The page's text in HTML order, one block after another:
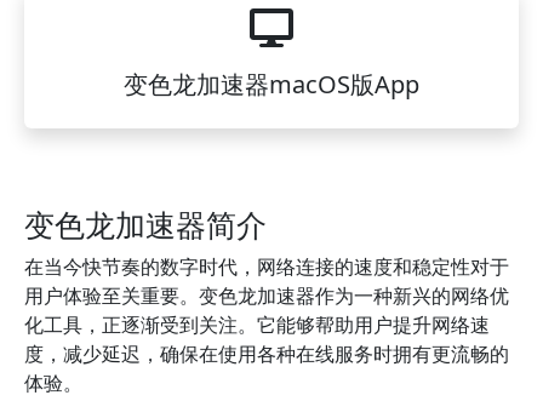
变色龙加速器macOS版App
变色龙加速器简介
在当今快节奏的数字时代，网络连接的速度和稳定性对于
用户体验至关重要。变色龙加速器作为一种新兴的网络优
化工具，正逐渐受到关注。它能够帮助用户提升网络速
度，减少延迟，确保在使用各种在线服务时拥有更流畅的
体验。